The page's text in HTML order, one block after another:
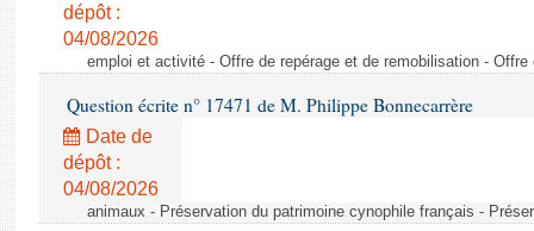
dépôt :
04/08/2026
emploi et activité - Offre de repérage et de remobilisation -
Question écrite n° 17471 de M. Philippe Bonnecarrère
Date de
dépôt :
04/08/2026
animaux - Préservation du patrimoine cynophile français -